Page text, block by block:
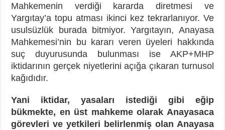
Mahkemenin verdiği kararda diretmesi ve
Yargıtay’a topu atması ikinci kez tekrarlanıyor. Ve
usulsüzlük burada bitmiyor. Yargıtayın, Anayasa
Mahkemesi’nin bu kararı veren üyeleri hakkında
suç duyurusunda bulunması ise AKP+MHP
iktidarının gerçek niyetlerini açığa çıkaran turnusol
kağıdıdır.
Yani iktidar, yasaları istediği gibi eğip
bükmekte, en üst mahkeme olarak Anayasaca
görevleri ve yetkileri belirlenmiş olan Anayasa